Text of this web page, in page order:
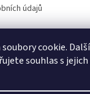
cookie.
souhlas s jejich
údajů